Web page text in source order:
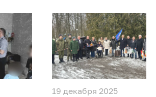
19 декабря 2025